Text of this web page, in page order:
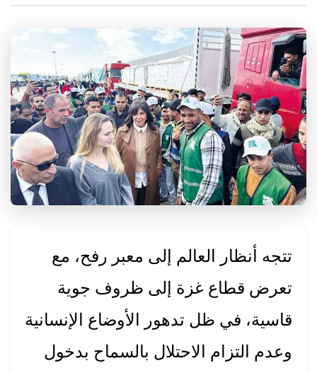
تتجه أنظار العالم إلى معبر رفح، مع
تعرض قطاع غزة إلى ظروف جوية
قاسية، في ظل تدهور الأوضاع الإنسانية
وعدم التزام الاحتلال بالسماح بدخول